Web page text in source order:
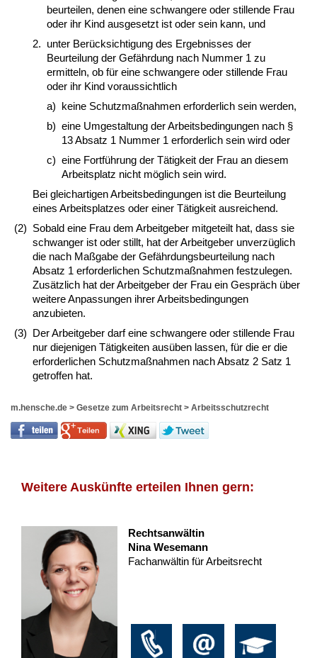
beurteilen, denen eine schwangere oder stillende Frau
oder ihr Kind ausgesetzt ist oder sein kann, und
2. unter Berücksichtigung des Ergebnisses der
Beurteilung der Gefährdung nach Nummer 1 zu
ermitteln, ob für eine schwangere oder stillende Frau
oder ihr Kind voraussichtlich
a) keine Schutzmaßnahmen erforderlich sein werden,
b) eine Umgestaltung der Arbeitsbedingungen nach §
13 Absatz 1 Nummer 1 erforderlich sein wird oder
c) eine Fortführung der Tätigkeit der Frau an diesem
Arbeitsplatz nicht möglich sein wird.
Bei gleichartigen Arbeitsbedingungen ist die Beurteilung
eines Arbeitsplatzes oder einer Tätigkeit ausreichend.
(2) Sobald eine Frau dem Arbeitgeber mitgeteilt hat, dass sie
schwanger ist oder stillt, hat der Arbeitgeber unverzüglich
die nach Maßgabe der Gefährdungsbeurteilung nach
Absatz 1 erforderlichen Schutzmaßnahmen festzulegen.
Zusätzlich hat der Arbeitgeber der Frau ein Gespräch über
weitere Anpassungen ihrer Arbeitsbedingungen
anzubieten.
(3) Der Arbeitgeber darf eine schwangere oder stillende Frau
nur diejenigen Tätigkeiten ausüben lassen, für die er die
erforderlichen Schutzmaßnahmen nach Absatz 2 Satz 1
getroffen hat.
m.hensche.de > Gesetze zum Arbeitsrecht > Arbeitsschutzrecht
Weitere Auskünfte erteilen Ihnen gern:
Rechtsanwältin
Nina Wesemann
Fachanwältin für Arbeitsrecht